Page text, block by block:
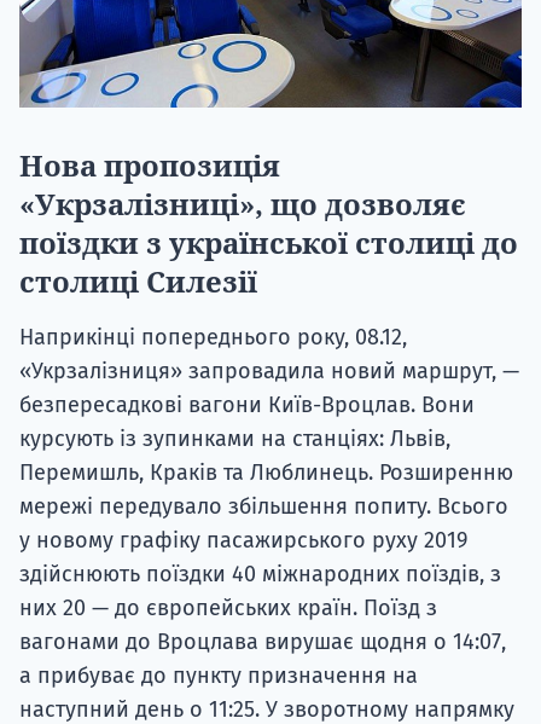
Нова пропозиція
«Укрзалізниці», що дозволяє
поїздки з української столиці до
столиці Силезії
Наприкінці попереднього року, 08.12,
«Укрзалізниця» запровадила новий маршрут, —
безпересадкові вагони Київ-Вроцлав. Вони
курсують із зупинками на станціях: Львів,
Перемишль, Краків та Люблинець. Розширенню
мережі передувало збільшення попиту. Всього
у новому графіку пасажирського руху 2019
здійснюють поїздки 40 міжнародних поїздів, з
них 20 — до європейських країн. Поїзд з
вагонами до Вроцлава вирушає щодня о 14:07,
а прибуває до пункту призначення на
наступний день о 11:25. У зворотному напрямку